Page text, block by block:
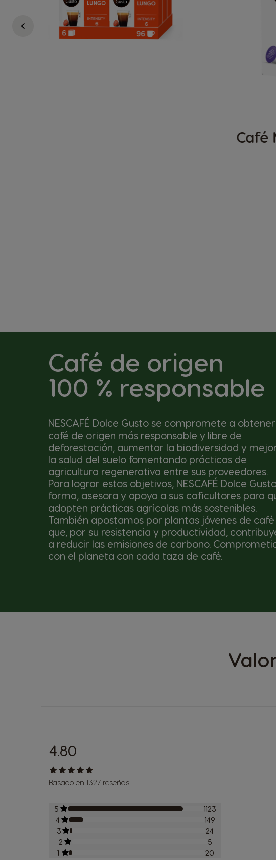
Café
Café de origen
100 % responsable
NESCAFÉ Dolce Gusto se compromete a obtener
café de origen más responsable y libre de
deforestación, aumentar la biodiversidad y
la salud del suelo fomentando prácticas de
agricultura regenerativa entre sus proveedores.
Para lograr estos objetivos, NESCAFÉ Dolce
forma, asesora y apoya a sus caficultores para
adopten prácticas agrícolas más sostenibles.
También apostamos por plantas jóvenes de café
que, por su resistencia y productividad,
a reducir las emisiones de carbono.
con el planeta con cada taza de café.
4.80
Basado en 1327 reseñas
5
1123
4
149
3
24
2
5
1
20